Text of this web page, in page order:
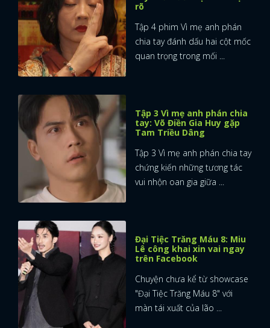
rõ
Tập 4 phim Vì mẹ anh phán
chia tay đánh dấu hai cột mốc
quan trọng trong mối ...
Tập 3 Vì mẹ anh phán chia
tay: Võ Điền Gia Huy gặp
Tam Triều Dâng
Tập 3 Vì mẹ anh phán chia tay
chứng kiến những tương tác
vui nhộn oan gia giữa ...
Đại Tiệc Trăng Máu 8: Miu
Lê công khai xin vai ngay
trên Facebook
Chuyện chưa kể từ showcase
"Đại Tiệc Trăng Máu 8" với
màn tái xuất của lão ...